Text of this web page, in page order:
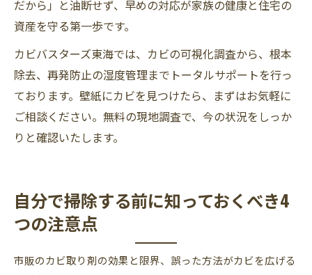
だから」と油断せず、早めの対応が家族の健康と住宅の
資産を守る第一歩です。
カビバスターズ東海では、カビの可視化調査から、根本
除去、再発防止の湿度管理までトータルサポートを行っ
ております。壁紙にカビを見つけたら、まずはお気軽に
ご相談ください。無料の現地調査で、今の状況をしっか
りと確認いたします。
自分で掃除する前に知っておくべき4
つの注意点
市販のカビ取り剤の効果と限界、誤った方法がカビを広げる